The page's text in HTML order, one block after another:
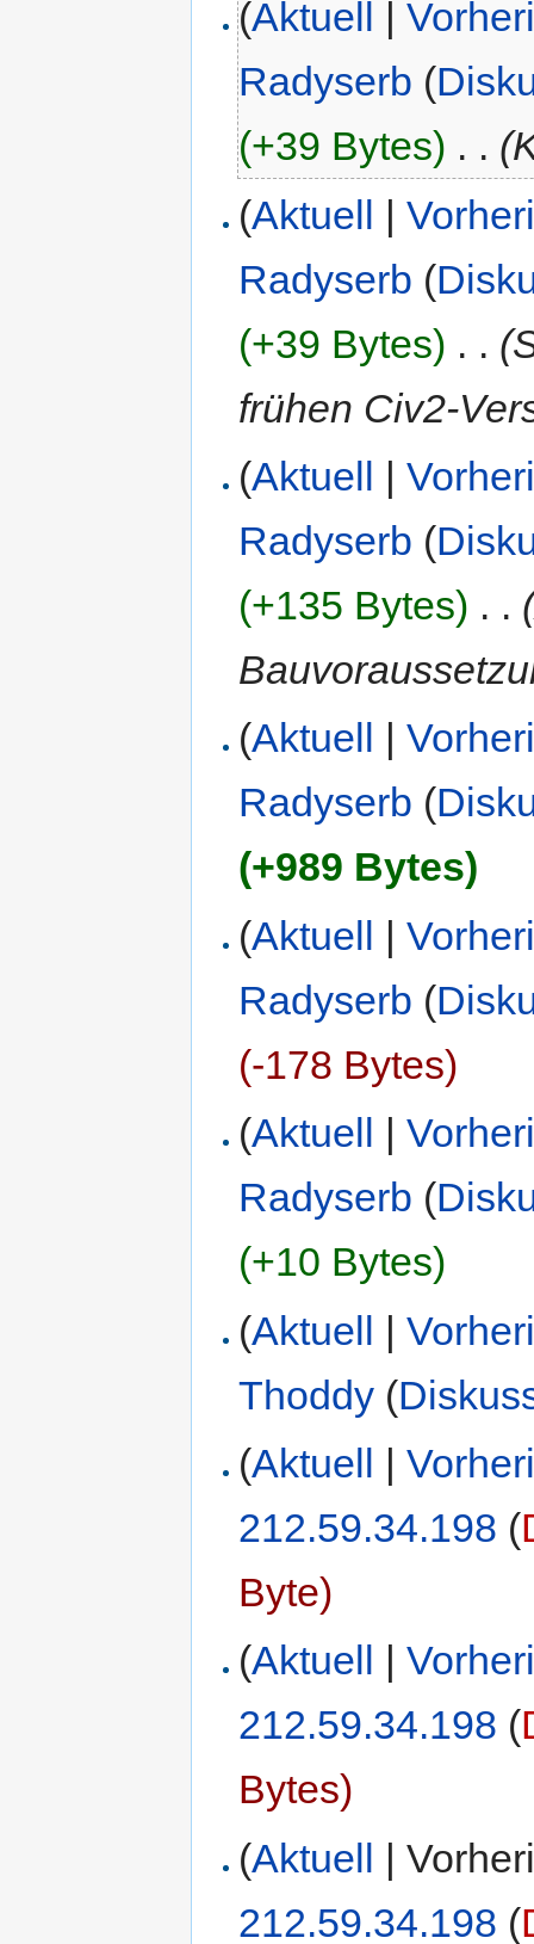
(Aktuell |
Radyserb (
(+39 Bytes) . .
(Aktuell |
Radyserb (
(+39 Bytes) . .
frühen Civ2-
(Aktuell |
Radyserb (
(+135 Bytes) . .
(Aktuell |
Radyserb (
(+989 Bytes)
(Aktuell |
Radyserb (
(-178 Bytes)
(Aktuell |
Radyserb (
(+10 Bytes)
(Aktuell |
Thoddy (
(Aktuell |
212.59.34.198 (
Byte)
(Aktuell |
212.59.34.198 (
Bytes)
(Aktuell |
212.59.34.198 (